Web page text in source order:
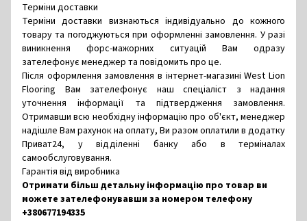
Терміни доставки
Терміни доставки визнаються індивідуально до кожного
товару та погоджуються при оформленні замовлення. У разі
виникнення форс-мажорних ситуацій Вам одразу
зателефонує менеджер та повідомить про це.
Після оформлення замовлення в інтернет-магазині West Lion
Flooring Вам зателефонує наш спеціаліст з надання
уточнення інформації та підтвердження замовлення.
Отримавши всю необхідну інформацію про об'єкт, менеджер
надішле Вам рахунок на оплату, Ви разом оплатили в додатку
Приват24, у відділенні банку або в терміналах
самообслуговування.
Гарантія від виробника
Отримати більш детальну інформацію про товар ви
можете зателефонувавши за номером телефону
+380677194335